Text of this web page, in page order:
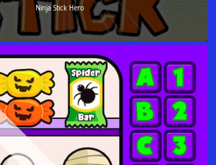
Ninja Stick Hero